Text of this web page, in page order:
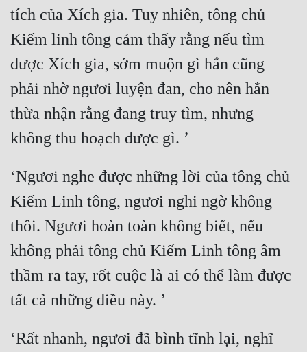
Huyền Ảo
Hài Hước
Hệ Thống
Học Đường
Khoa Huyễn
Khoa Huyễn Không Gian
Kinh Dị
Kiếm Hiệp
Kỳ Huyễn
Kỳ Ảo
Linh Dị
Lịch Sử
tích của Xích gia. Tuy nhiên, tông chủ
Kiếm linh tông cảm thấy rằng nếu tìm
được Xích gia, sớm muộn gì hắn cũng
phải nhờ ngươi luyện đan, cho nên hắn
thừa nhận rằng đang truy tìm, nhưng
‘Ngươi nghe được những lời của tông chủ
Kiếm Linh tông, ngươi nghi ngờ không
thôi. Ngươi hoàn toàn không biết, nếu
không phải tông chủ Kiếm Linh tông âm
thầm ra tay, rốt cuộc là ai có thể làm được
‘Rất nhanh, ngươi đã bình tĩnh lại, nghĩ